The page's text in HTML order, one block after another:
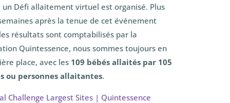
un Défi allaitement virtuel est organisé. Plus
après la tenue de cet événement
résultats sont comptabilisés par la
Quintessence, nous sommes toujours en
place, avec les 109 bébés allaités par 105
ou personnes allaitantes.
Challenge Largest Sites | Quintessence